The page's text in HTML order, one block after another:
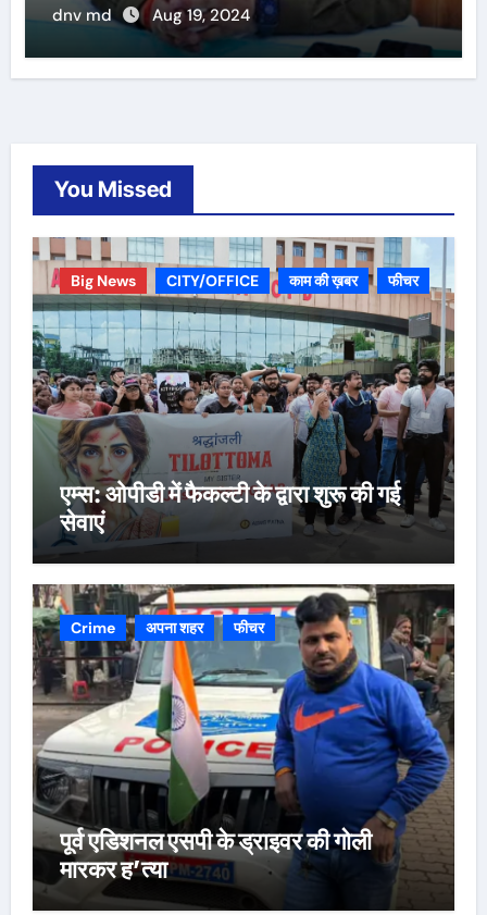
dnv md Aug 19, 2024
You Missed
Big News CITY/OFFICE काम की ख़बर फीचर
एम्स: ओपीडी में फैकल्टी के द्वारा शुरू की गई
सेवाएं
Crime अपना शहर फीचर
पूर्व एडिशनल एसपी के ड्राइवर की गोली
मारकर ह’त्या